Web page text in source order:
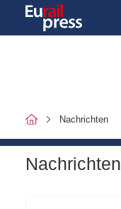
Nachrichten
Nachrichten